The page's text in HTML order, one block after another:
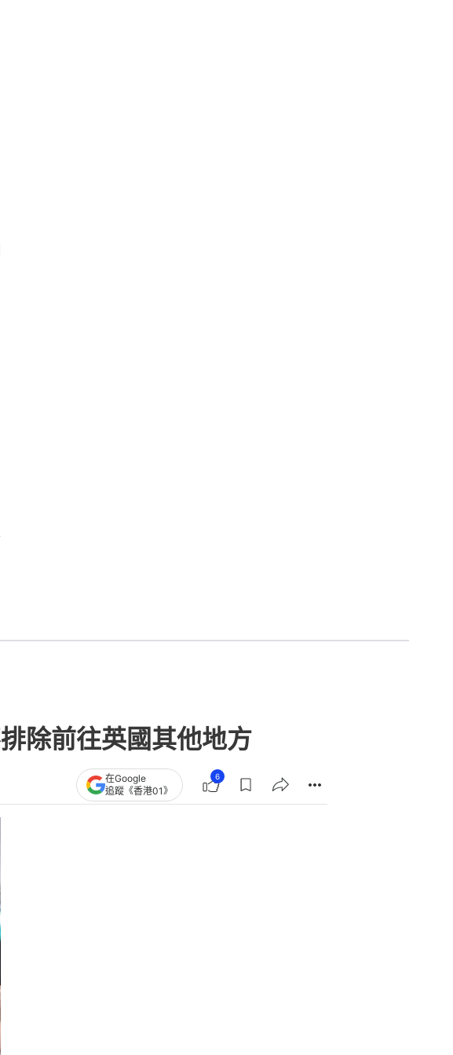
除前往英國其他地方
在Google
追蹤《香港01》
6